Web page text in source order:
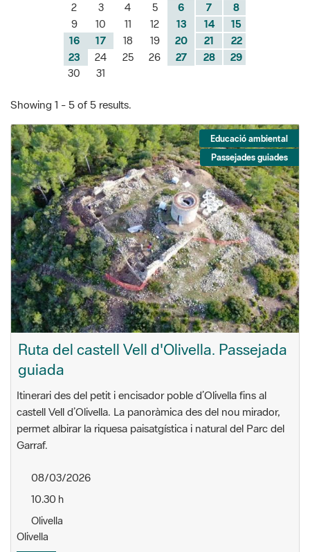
2
3 4 5 6 7
8
9
10 11 12 13 14
15
16
17 18 19 20 21
22
23
24 25 26 27 28
29
30
31
Showing 1 - 5 of 5 results.
Educació ambiental
Passejades guiades
Ruta del castell Vell d'Olivella. Passejada
guiada
Itinerari des del petit i encisador poble d’Olivella fins al
castell Vell d’Olivella. La panoràmica des del nou mirador,
permet albirar la riquesa paisatgística i natural del Parc del
Garraf.
08/03/2026
10.30 h
Olivella
Olivella